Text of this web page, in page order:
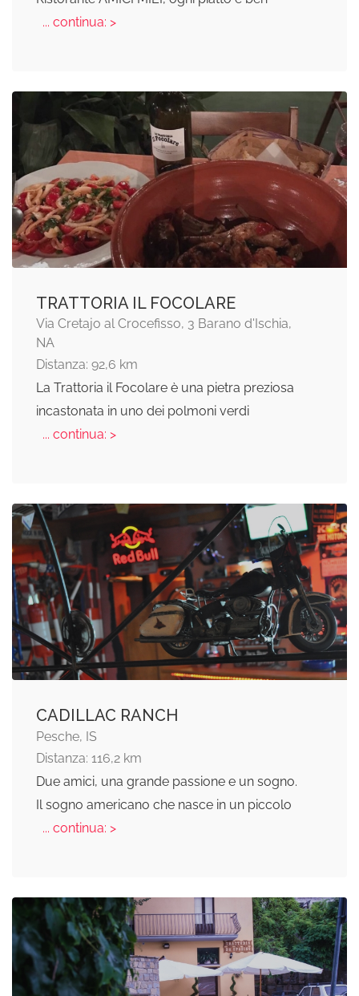
... continua: >
TRATTORIA IL FOCOLARE
Via Cretajo al Crocefisso, 3 Barano d'Ischia,
NA
Distanza: 92,6 km
La Trattoria il Focolare è una pietra preziosa
incastonata in uno dei polmoni verdi
... continua: >
CADILLAC RANCH
Pesche, IS
Distanza: 116,2 km
Due amici, una grande passione e un sogno.
Il sogno americano che nasce in un piccolo
... continua: >